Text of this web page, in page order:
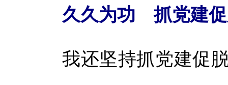
久久为功 抓党建
我还坚持抓党建促